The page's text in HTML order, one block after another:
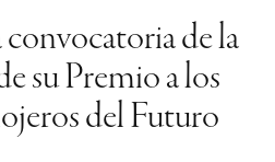
de la
su Premio a los
del Futuro